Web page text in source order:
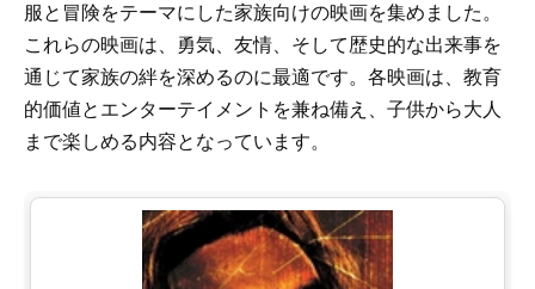
服と冒険をテーマにした家族向けの映画を集めました。
これらの映画は、勇気、友情、そして歴史的な出来事を
通じて家族の絆を深めるのに最適です。各映画は、教育
的価値とエンターテイメントを兼ね備え、子供から大人
まで楽しめる内容となっています。